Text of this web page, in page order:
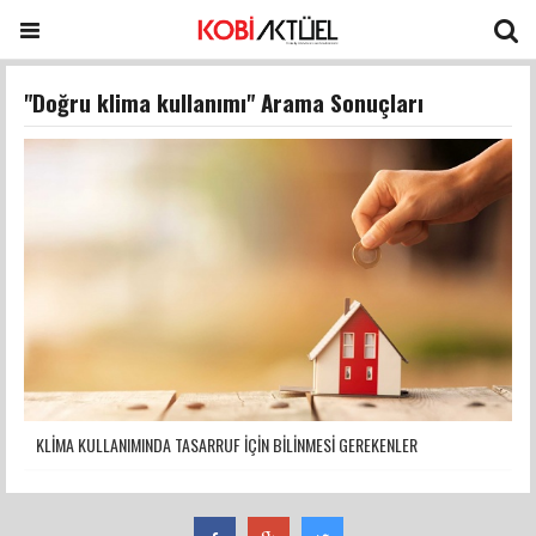
"Doğru klima kullanımı" Arama Sonuçları
KLİMA KULLANIMINDA TASARRUF İÇİN BİLİNMESİ GEREKENLER